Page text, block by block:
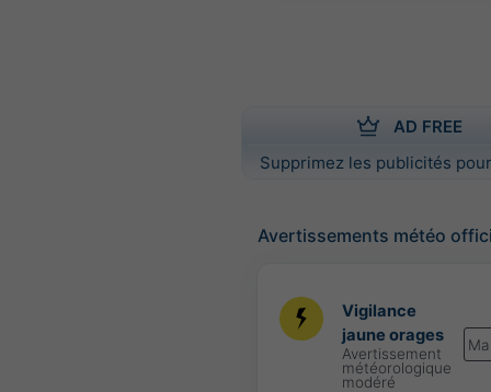
AD FREE
Supprimez les publicités
Avertissements météo
Vigilance
jaune orages
Avertissement
météorologique
modéré